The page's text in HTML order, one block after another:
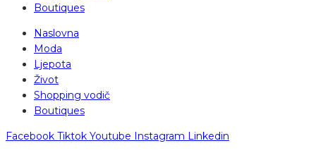
Boutiques
Naslovna
Moda
Ljepota
Život
Shopping vodič
Boutiques
Facebook Tiktok Youtube Instagram Linkedin